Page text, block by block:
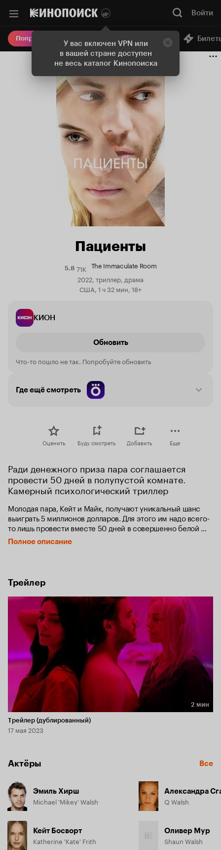
У вас включен VPN или
в вашей стране доступен
не весь каталог Кинопоиска
Войти
Попробовать Плюс Онлайн-кинотеатр
Пациенты
5.8Рейтинг
Кинопоиска
71K The Immaculate Room
2022, триллер, драма
США, 1 ч 32 мин, 18+
КИОН
Обновить
Что-то пошло не так. Попробуйте обновить
Где ещё смотреть
Оценить Буду смотреть Добавить Еще
Ради денежного приза пара соглашается
провести 50 дней в полупустой комнате.
Камерный психологический триллер
Молодая пара, Кейт и Майк, получают уникальный шанс
выиграть 5 миллионов долларов. Для этого им надо всего-
то лишь провести вместе 50 дней в совершенно белой
изолированной комнате с минимальным количеством
мебели. Это простое, на первый взгляд, испытание
Полное описание
Трейлер
Длительность 2 мин
2 мин
Трейлер (дублированный)
17 мая 2023
Актёры Все
Эмиль Хирш
Michael 'Mikey' Walsh
Кейт Босворт
Katherine 'Kate' Frith
Александра
Q Walsh
Оливер Мур
Shaun Walsh